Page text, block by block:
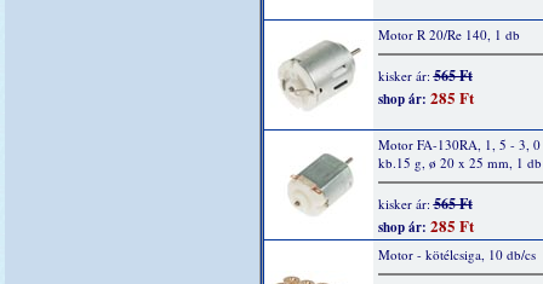
Motor R 20/Re 140, 1 db
kisker ár:565 Ft
shop ár: 285 Ft
Motor FA-130RA, 1, 5 - 3,
kb.15 g, ø 20 x 25 mm, 1 db
kisker ár:565 Ft
shop ár: 285 Ft
Motor - kötélcsiga, 10 db/cs